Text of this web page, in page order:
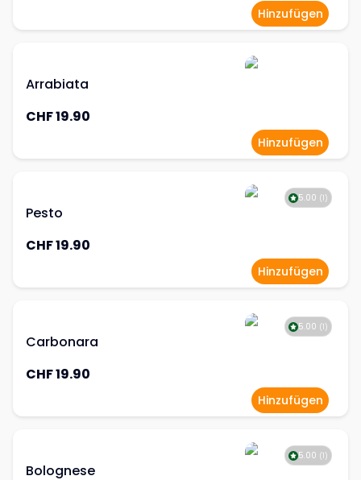
Hinzufügen
Arrabiata
CHF 19.90
Hinzufügen
Pesto
CHF 19.90
5.00 (1 )
Hinzufügen
Carbonara
CHF 19.90
5.00 (1 )
Hinzufügen
Bolognese
5.00 (1 )